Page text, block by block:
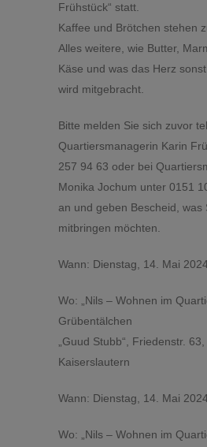
Frühstück“ statt.
Kaffee und Brötchen stehen
Alles weitere, wie Butter,
Käse und was das Herz
wird mitgebracht.
Bitte melden Sie sich zuvor
Quartiersmanagerin Karin
257 94 63 oder bei
Monika Jochum unter 0151
an und geben Bescheid, was
mitbringen möchten.
Wann: Dienstag, 14. Mai
Wo: „Nils – Wohnen im
Grübentälchen
„Guud Stubb“, Friedenstr.
Kaiserslautern
Wann: Dienstag, 14. Mai
Wo: „Nils – Wohnen im